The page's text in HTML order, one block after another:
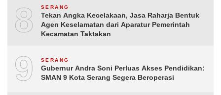
8 SERANG
Tekan Angka Kecelakaan, Jasa Raharja Bentuk
Agen Keselamatan dari Aparatur Pemerintah
Kecamatan Taktakan
9 SERANG
Gubernur Andra Soni Perluas Akses Pendidikan:
SMAN 9 Kota Serang Segera Beroperasi